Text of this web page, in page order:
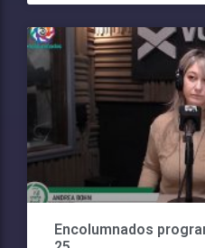
Encolumnados